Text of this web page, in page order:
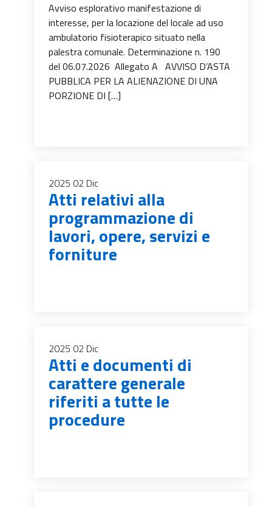
Avviso esplorativo manifestazione di
interesse, per la locazione del locale ad uso
ambulatorio fisioterapico situato nella
palestra comunale. Determinazione n. 190
del 06.07.2026 Allegato A AVVISO D’ASTA
PUBBLICA PER LA ALIENAZIONE DI UNA
PORZIONE DI […]
2025 02 Dic
Atti relativi alla
programmazione di
lavori, opere, servizi e
forniture
2025 02 Dic
Atti e documenti di
carattere generale
riferiti a tutte le
procedure